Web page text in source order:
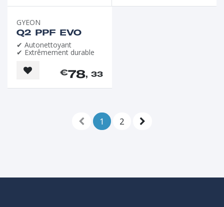
GYEON
Q2 PPF EVO
✔ Autonettoyant
✔ Extrêmement durable
€78, 33
1 2